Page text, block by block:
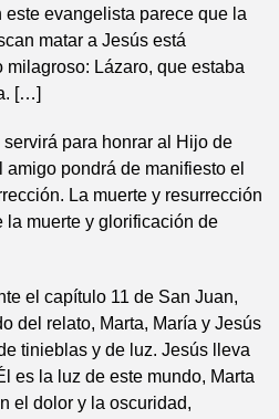
este evangelista parece que la
matar a Jesús está
milagroso: Lázaro, que estaba
[…]
para honrar al Hijo de
pondrá de manifiesto el
La muerte y resurrección
la muerte y glorificación de
el capítulo 11 de San Juan,
del relato, Marta, María y Jesús
tinieblas y de luz. Jesús lleva
es la luz de este mundo, Marta
el dolor y la oscuridad,